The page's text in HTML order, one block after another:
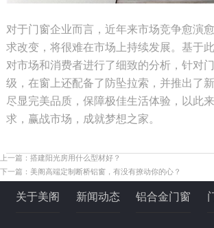
对于门窗企业而言，近年来市场竞争愈演
求改变，将很难在市场上持续发展。基于此
对市场和消费者进行了细致的分析，针对
级，在窗上还配备了防坠拉索，并推出了
尽显完美品质， 保障极佳生活体验，以此
求，赢战市场，成就梦想之家。
上一篇： 搭建阳光房用什么型材好？
下一篇： 美阁高端定制断桥铝窗，有没有撩动你的心？
关于美阁 新闻动态 铝合金门窗